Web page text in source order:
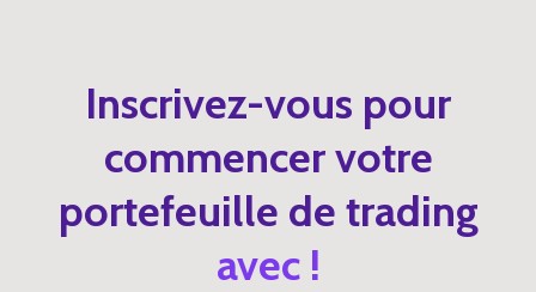
Inscrivez-vous pour
commencer votre
portefeuille de trading
avec !